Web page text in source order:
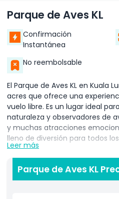
Parque de Aves KL
Confirmación
Instantánea
No reembolsable
El Parque de Aves KL en Kuala
acres que ofrece una
vuelo libre. Es un lugar ideal
naturaleza y observadores de
y muchas atracciones
lleno de diversión para todos
Comienza tu visita con un
tu hotel en Kuala Lumpur. Una
puntos destacados del parque
Leer más
Parque de Aves KL